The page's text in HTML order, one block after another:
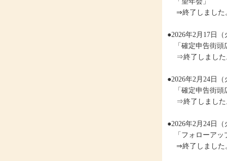
⇒終了しました
●2026年2月17日
「確定申告街頭
⇒終了しました
●2026年2月24日
「確定申告街頭
⇒終了しました
●2026年2月24日
「フォローアッ
⇒終了しました